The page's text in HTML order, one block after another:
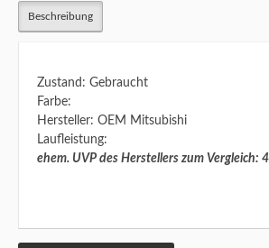
Beschreibung
Zustand: Gebraucht
Farbe:
Hersteller: OEM Mitsubishi
Laufleistung:
ehem. UVP des Herstellers zum Vergleich: